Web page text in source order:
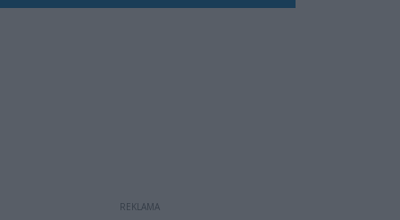
pokazali klasę
nową sportową tradycję"
REKLAMA